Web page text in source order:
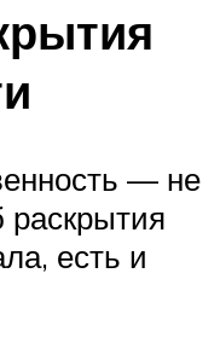
— не
раскрытия
есть и